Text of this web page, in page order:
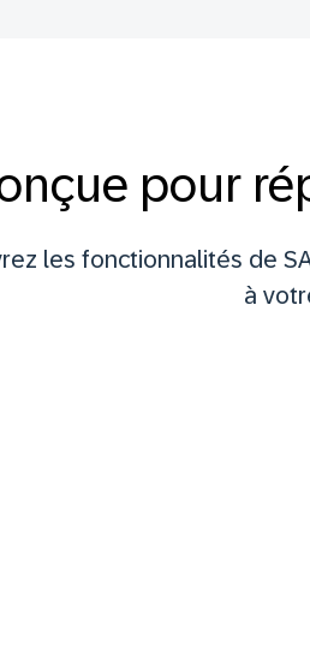
pour
les fonctionnalités de
à